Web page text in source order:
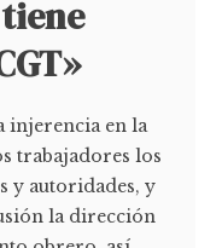
injerencia en la
trabajadores los
y autoridades, y
la dirección